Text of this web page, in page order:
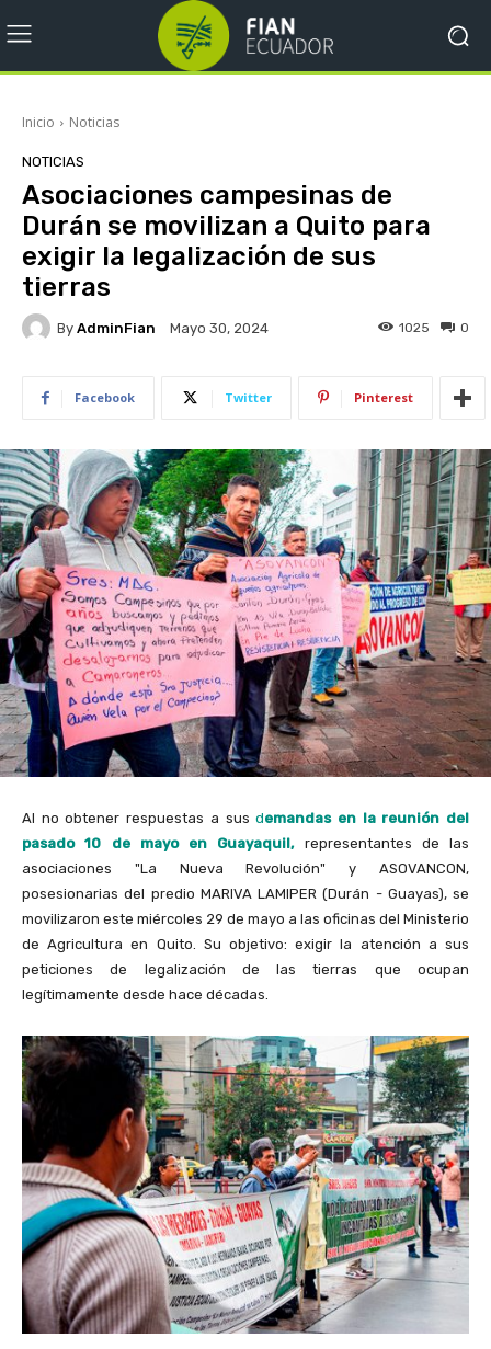
Inicio Noticias
NOTICIAS
Asociaciones campesinas de
Durán se movilizan a Quito para
exigir la legalización de sus
tierras
By AdminFian Mayo 30, 2024 0
1025
Facebook Twitter Pinterest
Al no obtener respuestas a susdemandas en la reunión del
pasado 10 de mayo en Guayaquil,representantes de las
asociaciones "La Nueva Revolución" y ASOVANCON,
posesionarias del predio MARIVA LAMIPER (Durán - Guayas), se
movilizaron este miércoles 29 de mayo a las oficinas del Ministerio
de Agricultura en Quito. Su objetivo: exigir la atención a sus
peticiones de legalización de las tierras que ocupan
legítimamente desde hace décadas.